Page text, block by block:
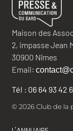
Maison des
2, impasse Jean
30900 Nîmes
Email:
Tél : 06 64 93 42
© 2026 Club de la